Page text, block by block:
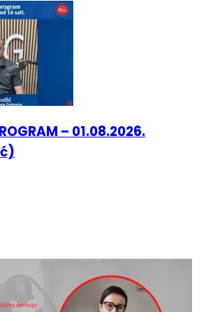
– 01.08.2026.